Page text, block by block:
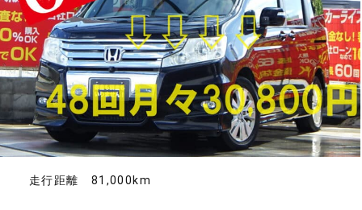
走行距離 81,000km